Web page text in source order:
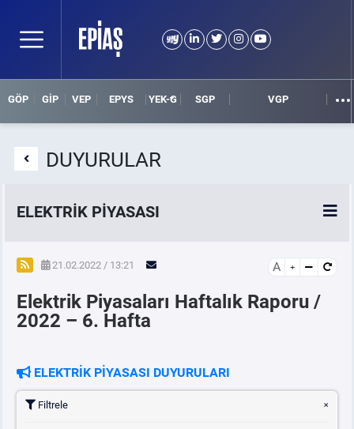
GÖP GİP VEP EPYS YEK-G SGP VGP
DUYURULAR
ELEKTRİK PİYASASI
SPOT ELEKTRİK PİYASALARI
ÖRNEK FİNANS BELGELERİ
PİYASAKAYITSÜRECİ
21.02.2022 / 13:21 A
Elektrik Piyasaları Haftalık Raporu /
2022 – 6. Hafta
ELEKTRİK PİYASASI DUYURULARI
Filtrele